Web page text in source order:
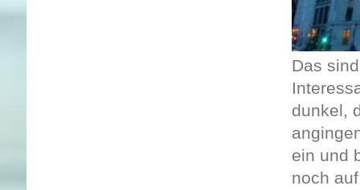
Das
dunkel,
ein und
noch